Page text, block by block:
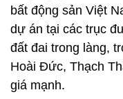
bất động sản Việt
dự án tại các trục
đất đai trong làng,
Hoài Đức, Thạch
giá mạnh.